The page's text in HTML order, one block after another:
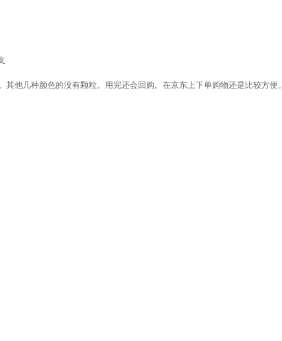
他几种颜色的没有颗粒。用完还会回购。在京东上下单购物还是比较方便。